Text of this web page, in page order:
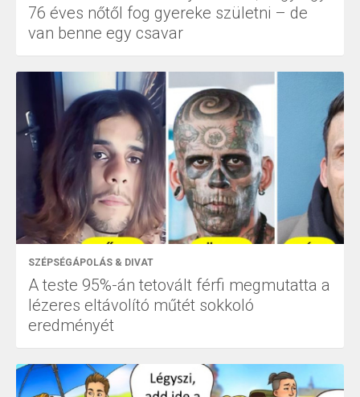
76 éves nőtől fog gyereke születni – de
van benne egy csavar
SZÉPSÉGÁPOLÁS & DIVAT
A teste 95%-án tetovált férfi megmutatta a
lézeres eltávolító műtét sokkoló
eredményét